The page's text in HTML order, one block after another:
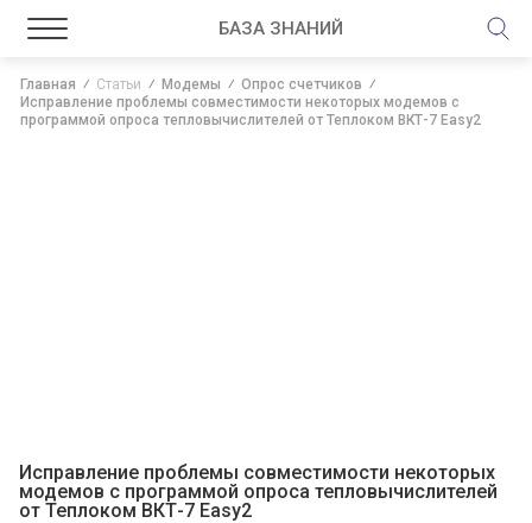
БАЗА ЗНАНИЙ
Главная Статьи Модемы
Опрос счетчиков
Исправление проблемы совместимости некоторых модемов с
программой опроса тепловычислителей от Теплоком ВКТ-7 Easy2
Исправление проблемы совместимости некоторых
модемов с программой опроса тепловычислителей
от Теплоком ВКТ-7 Easy2